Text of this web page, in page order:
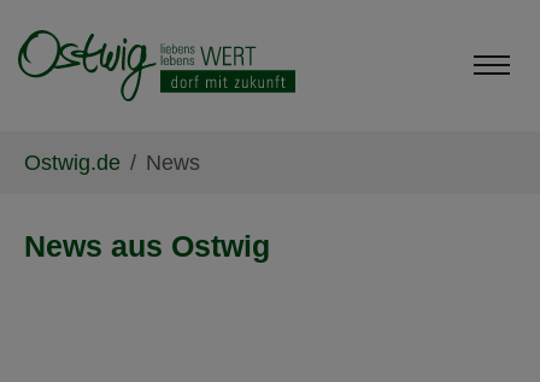
Ostwig.de News
News aus Ostwig